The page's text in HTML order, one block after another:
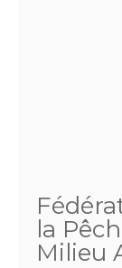
la
Milieu